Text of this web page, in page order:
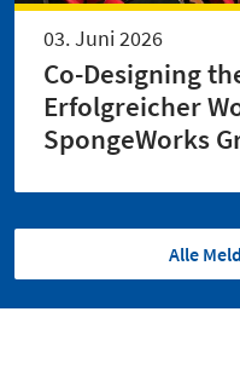
03. Juni 2026
Co-Designing
Erfolgreicher
SpongeWorks
Alle